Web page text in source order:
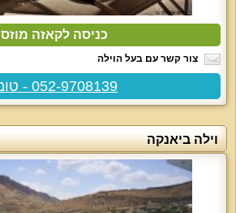
כניסה לקאזה מוזס
צור קשר עם בעל הוילה
052-9708139 - טומי
וילה ביאנקה